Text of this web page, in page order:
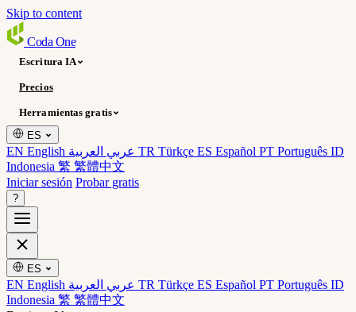
Skip to content
Coda One
Escritura IA
Precios
Herramientas gratis
ES
EN English TR Türkçe ES Español PT Português ID
Indonesia 繁 繁體中文
Iniciar sesión Probar gratis
?
ES
EN English TR Türkçe ES Español PT Português ID
Indonesia 繁 繁體中文